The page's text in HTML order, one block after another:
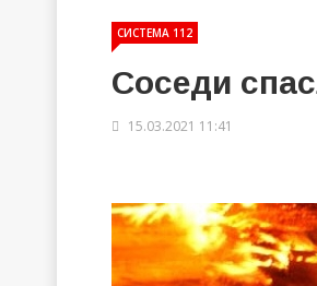
СИСТЕМА 112
Соседи
15.03.2021 11:41